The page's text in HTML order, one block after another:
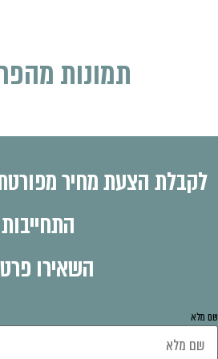
תמונות
לקבלת הצעת מחיר מפורטת
התחייבות
השאירו
מלא